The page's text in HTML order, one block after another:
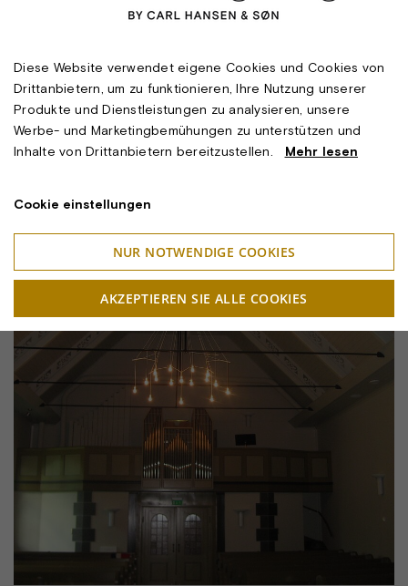
Diese Website verwendet eigene Cookies und Cookies von
Drittanbietern, um zu funktionieren, Ihre Nutzung unserer
Produkte und Dienstleistungen zu analysieren, unsere
Werbe- und Marketingbemühungen zu unterstützen und
Inhalte von Drittanbietern bereitzustellen. Mehr lesen
Cookie einstellungen
NUR NOTWENDIGE COOKIES
AKZEPTIEREN SIE ALLE COOKIES